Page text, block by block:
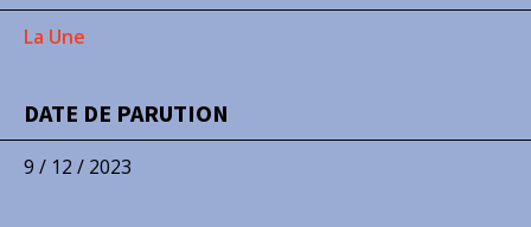
La Une
DATE DE PARUTION
9 / 12 / 2023